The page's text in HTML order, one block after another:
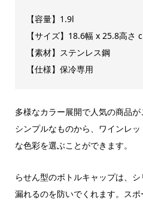
【容量】1.9l
【サイズ】18.6幅 x 25.8高さ
【素材】ステンレス鋼
【仕様】保冷専用
多様なカラー展開で人気の商品
シンプルなものから、ワインレ
な色彩を選ぶことができます。
らせん型のボトルキャップは、
漏れるのを防いでくれます。ス